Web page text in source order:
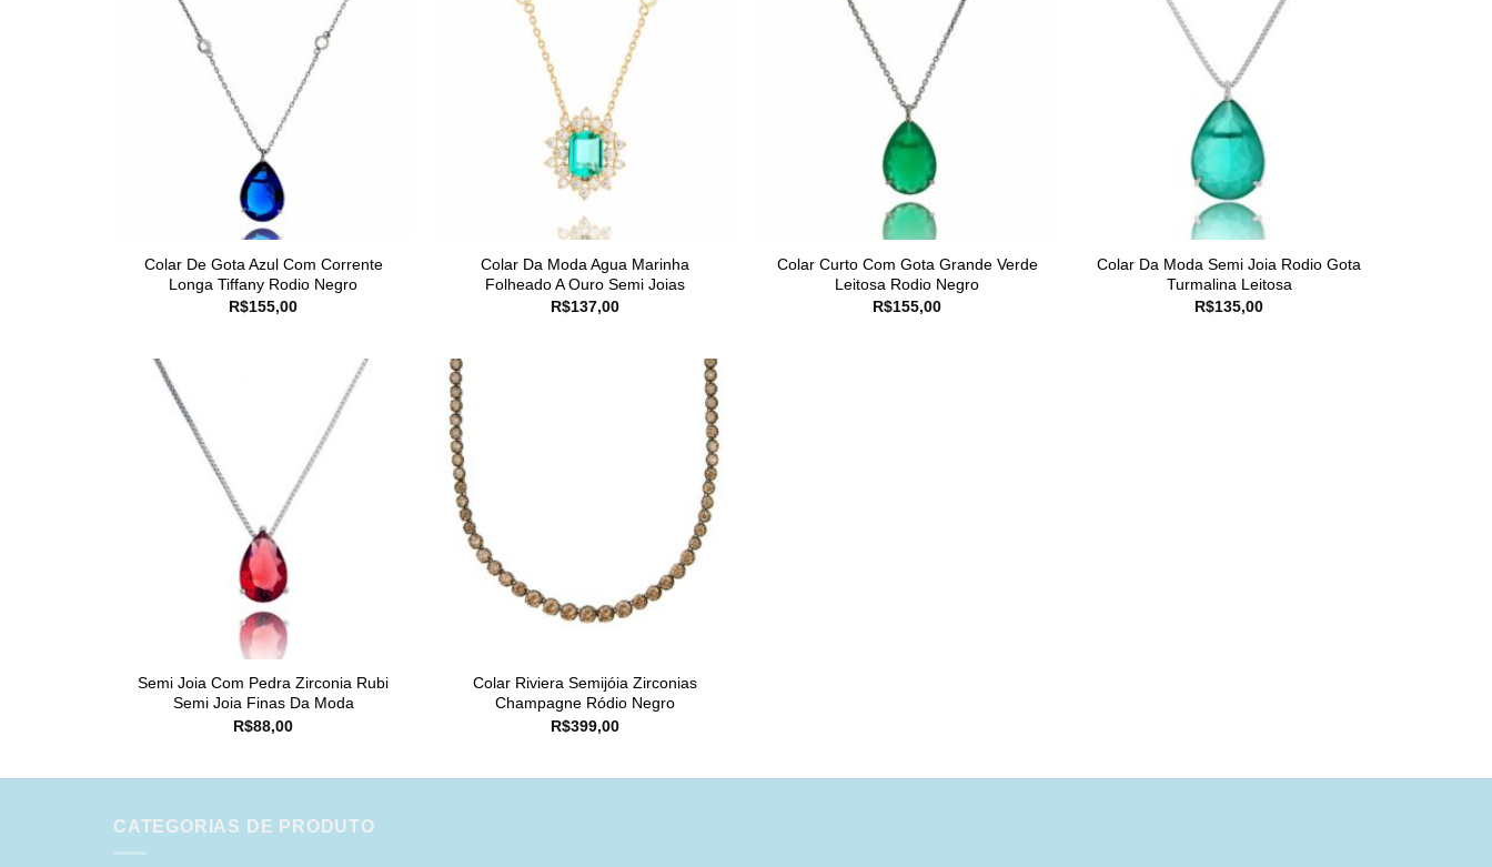
Colar De Gota Azul Com Corrente
Longa Tiffany Rodio Negro
R$155,00
Colar Da Moda Agua Marinha
Folheado A Ouro Semi Joias
R$137,00
Colar Curto Com Gota Grande Verde
Leitosa Rodio Negro
R$155,00
Colar Da Moda Semi Joia Rodio Gota
Turmalina Leitosa
R$135,00
Semi Joia Com Pedra Zirconia Rubi
Semi Joia Finas Da Moda
R$88,00
Colar Riviera Semijóia Zirconias
Champagne Ródio Negro
R$399,00
CATEGORIAS DE PRODUTO